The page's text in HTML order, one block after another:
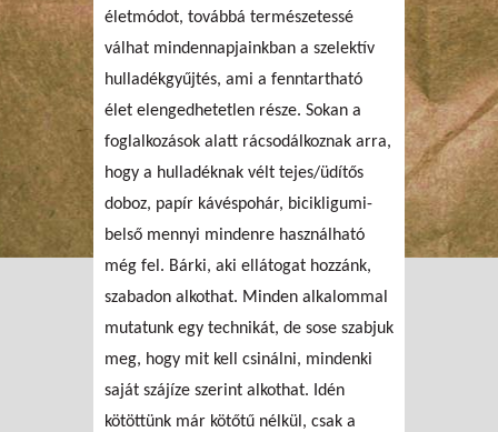
életmódot, továbbá természetessé
válhat mindennapjainkban a szelektív
hulladékgyűjtés, ami a fenntartható
élet elengedhetetlen része. Sokan a
foglalkozások alatt rácsodálkoznak arra,
hogy a hulladéknak vélt tejes/üdítős
doboz, papír kávéspohár, bicikligumi-
belső mennyi mindenre használható
még fel. Bárki, aki ellátogat hozzánk,
szabadon alkothat. Minden alkalommal
mutatunk egy technikát, de sose szabjuk
meg, hogy mit kell csinálni, mindenki
saját szájíze szerint alkothat. Idén
kötöttünk már kötőtű nélkül, csak a